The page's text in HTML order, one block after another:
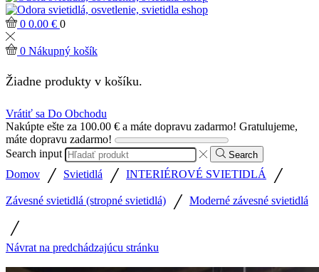
0 0.00 € 0
0 Nákupný košík
Žiadne produkty v košíku.
Vrátiť sa Do Obchodu
Nakúpte ešte za 100.00 € a máte dopravu zadarmo! Gratulujeme,
máte dopravu zadarmo!
Search input
Search
Domov / Svietidlá / INTERIÉROVÉ SVIETIDLÁ /
Závesné svietidlá (stropné svietidlá) / Moderné závesné svietidlá
/
Návrat na predchádzajúcu stránku